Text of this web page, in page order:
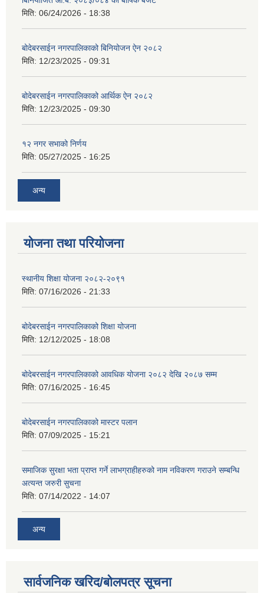
मिति: 06/24/2026 - 18:38
बोदेबरसाईन नगरपालिकाको बिनियोजन ऐन २०८२
मिति: 12/23/2025 - 09:31
बोदेबरसाईन नगरपालिकाको आर्थिक ऐन २०८२
मिति: 12/23/2025 - 09:30
१२ नगर सभाको निर्णय
मिति: 05/27/2025 - 16:25
अन्य
योजना तथा परियोजना
स्थानीय शिक्षा योजना २०८२-२०९१
मिति: 07/16/2026 - 21:33
बोदेबरसाईन नगरपालिकाको शिक्षा योजना
मिति: 12/12/2025 - 18:08
बोदेबरसाईन नगरपालिकाको आवधिक योजना २०८२ देखि २०८७ सम्म
मिति: 07/16/2025 - 16:45
बोदेबरसाईन नगरपालिकाको मास्टर पलान
मिति: 07/09/2025 - 15:21
समाजिक सुरक्षा भता प्राप्त गर्ने लाभग्राहीहरुको नाम नविकरण गराउने सम्बन्धि
अत्यन्त जरुरी सुचना
मिति: 07/14/2022 - 14:07
अन्य
सार्वजनिक खरिद/बोलपत्र सूचना